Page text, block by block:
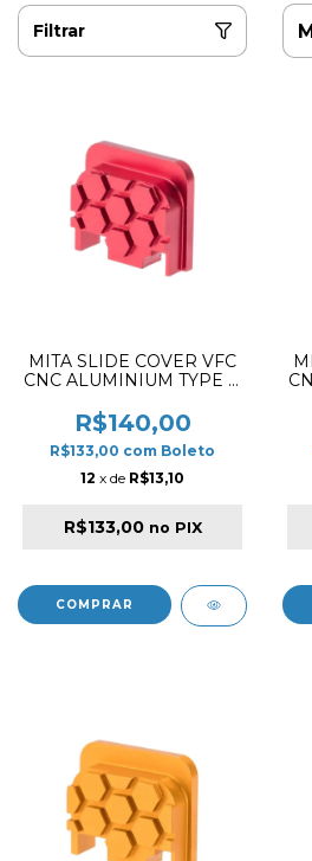
Filtrar
MITA SLIDE COVER VFC
CNC ALUMINIUM TYPE B
R$140,00
R$133,00 com Boleto
12 x de R$13,10
R$133,00 no PIX